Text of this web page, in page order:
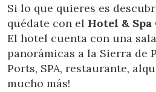
Si lo que quieres es
quédate con el Hotel & Spa
El hotel cuenta con una
panorámicas a la Sierra de
Ports, SPA, restaurante,
mucho más!